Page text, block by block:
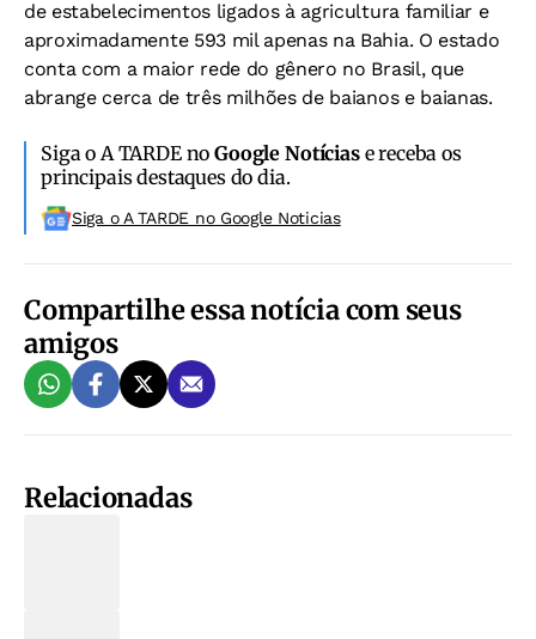
de estabelecimentos ligados à agricultura familiar e
aproximadamente 593 mil apenas na Bahia. O estado
conta com a maior rede do gênero no Brasil, que
abrange cerca de três milhões de baianos e baianas.
Siga o A TARDE noGoogle Notíciase receba os
principais destaques do dia.
Siga o A TARDE no Google Noticias
Compartilhe essa notícia com seus
amigos
Relacionadas